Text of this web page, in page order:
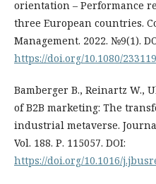
orientation – Performance
three European countries.
Management. 2022. №9(1).
https://doi.org/10.1080/
Bamberger B., Reinartz W.,
of B2B marketing: The
industrial metaverse.
Vol. 188. Р. 115057. DOI:
https://doi.org/10.1016/